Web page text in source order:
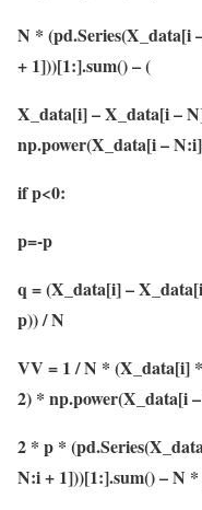
N * (pd.Series(X_data[i
+ 1]))[1:].sum() – (
X_data[i] – X_data[i –
np.power(X_data[i –
if p<0:
p=-p
q = (X_data[i] –
p)) / N
VV = 1 / N * (X_data[i]
2) * np.power(X_data[i
2 * p *
N:i + 1]))[1:].sum() – N